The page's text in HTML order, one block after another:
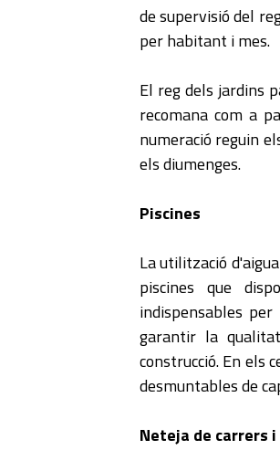
de supervisió del
per habitant i mes.
El reg dels jardins
recomana com a
numeració reguin
els diumenges.
Piscines
La utilització
piscines que
indispensables
garantir la
construcció. En els
desmuntables de
Neteja de carrers